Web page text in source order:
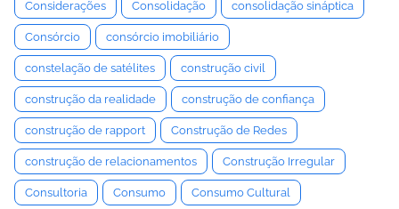
Considerações Consolidação consolidação sináptica
Consórcio consórcio imobiliário
constelação de satélites construção civil
construção da realidade construção de confiança
construção de rapport Construção de Redes
construção de relacionamentos Construção Irregular
Consultoria Consumo Consumo Cultural